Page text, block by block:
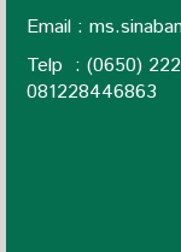
Email :
Telp : (0650)
081228446863